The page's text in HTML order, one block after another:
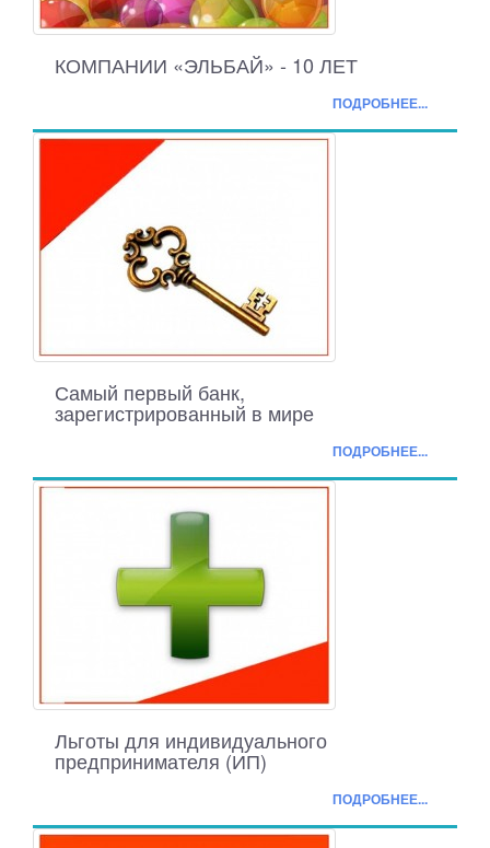
КОМПАНИИ «ЭЛЬБАЙ» - 10 ЛЕТ
ПОДРОБНЕЕ...
Самый первый банк,
зарегистрированный в мире
ПОДРОБНЕЕ...
Льготы для индивидуального
предпринимателя (ИП)
ПОДРОБНЕЕ...